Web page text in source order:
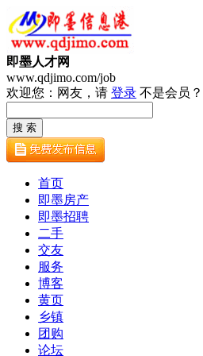
即墨人才网
www.qdjimo.com/job
欢迎您：网友，请 登录 不是会员？
首页
即墨房产
即墨招聘
二手
交友
服务
博客
黄页
乡镇
团购
论坛